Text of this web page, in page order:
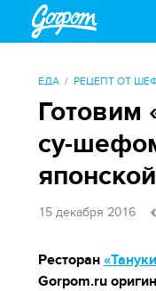
ЕДА РЕЦЕПТ ОТ
Готовим
су-
15 декабря 2016
Ресторан
Gorpom.ru